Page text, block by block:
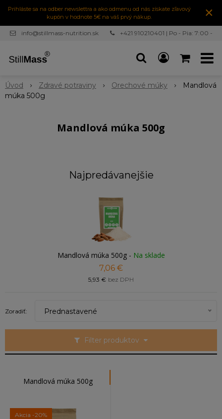
Prihláste sa na odber newslettra a ako odmenu od nás získate zľavový
kupón v hodnote 5€ na váš prvý nákup.
×
info@stillmass-nutrition.sk
+421 910210401 | Po - Pia: 7:00 -
Úvod Zdravé potraviny Orechové múky
Mandlová
múka 500g
Mandlová múka 500g
Najpredávanejšie
Mandlová múka 500g- Na sklade
7,06 €
5,93 € bez DPH
Filter produktov
Zoradiť: Prednastavené
Mandlová múka 500g
Akcia -20%